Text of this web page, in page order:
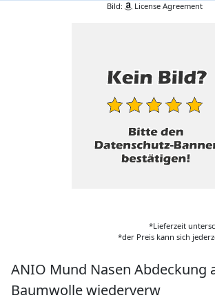
Bild: License Agreement
*Lieferzeit
*der Preis kann sich
ANIO Mund Nasen Abdeckung
Baumwolle wiederverw